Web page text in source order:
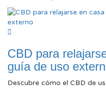
CBD para
guía de uso
Descubre cómo el CBD de